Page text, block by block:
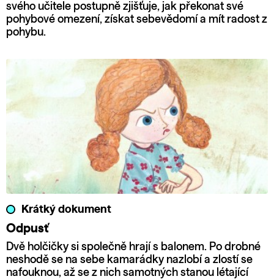
svého učitele postupně zjišťuje, jak překonat své
pohybové omezení, získat sebevědomí a mít radost z
pohybu.
Krátký dokument
Odpusť
Dvě holčičky si společně hrají s balonem. Po drobné
neshodě se na sebe kamarádky nazlobí a zlostí se
nafouknou, až se z nich samotných stanou létající